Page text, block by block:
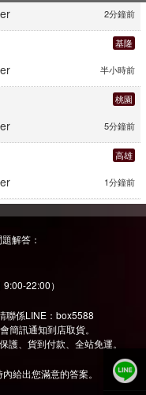
2分鐘前
基隆
半小時前
桃園
5分鐘前
高雄
1分鐘前
臺中
4分鐘前
嘉義
解答：
22:00）
聯係LINE：box5588
簡訊通知到店取貨。
、貨到付款、全站免運。
給出您滿意的答案。